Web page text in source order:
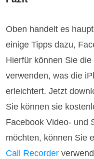
Oben handelt es
einige Tipps dazu,
Hierfür können Sie
verwenden, was die
erleichtert. Jetzt
Sie können sie
Facebook Video- und
möchten, können Sie
Call Recorder